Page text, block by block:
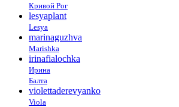
Кривой Рог
lesyaplant
Lesya
marinaguzhva
Marishka
irinafialochka
Ирина
Балта
violettaderevyanko
Viola